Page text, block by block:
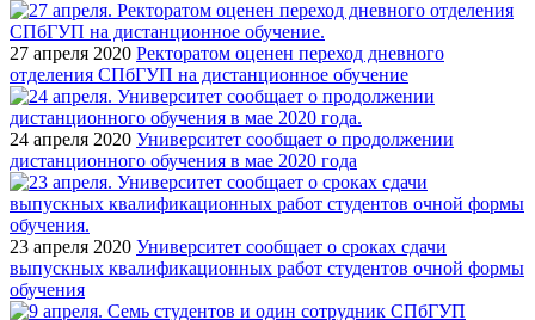
27 апреля 2020 Ректоратом оценен переход дневного
отделения СПбГУП на дистанционное обучение
24 апреля 2020 Университет сообщает о продолжении
дистанционного обучения в мае 2020 года
23 апреля 2020 Университет сообщает о сроках сдачи
выпускных квалификационных работ студентов очной формы
обучения